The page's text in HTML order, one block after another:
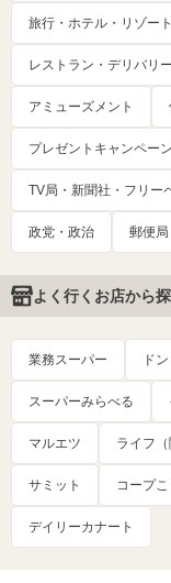
旅行・ホテル・リゾート
レストラン・デリバリ
アミューズメント
プレゼントキャンペー
TV局・新聞社・フリー
政党・政治 郵便局
よく行くお店から
業務スーパー ド
スーパーみらべる
マルエツ ライフ（
サミット コープ
デイリーカナート